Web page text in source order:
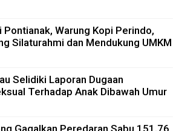
Pontianak, Warung Kopi Perindo,
Silaturahmi dan Mendukung UMKM
Selidiki Laporan Dugaan
Terhadap Anak Dibawah Umur
Gagalkan Peredaran Sabu 151,76